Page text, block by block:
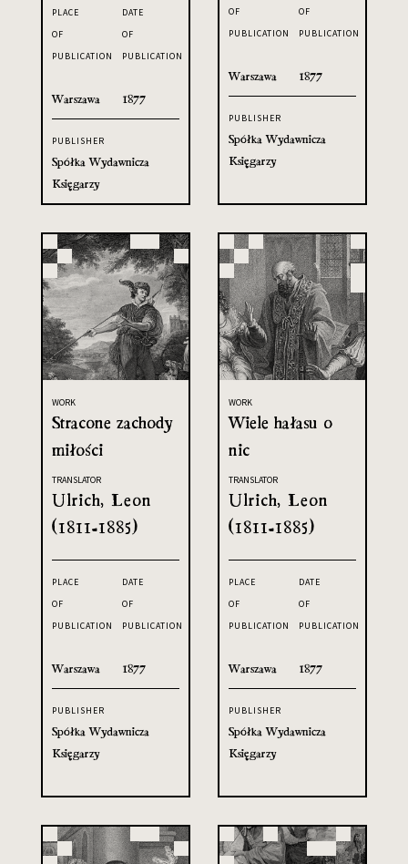
PLACE
OF
PUBLICATION
Warszawa
DATE
OF
PUBLICATION
1877
PUBLISHER
Spółka Wydawnicza
Księgarzy
OF
PUBLICATION
Warszawa
OF
PUBLICATION
1877
PUBLISHER
Spółka Wydawnicza
Księgarzy
WORK
Stracone zachody
miłości
TRANSLATOR
Ulrich, Leon
(1811-1885)
PLACE
OF
PUBLICATION
Warszawa
DATE
OF
PUBLICATION
1877
PUBLISHER
Spółka Wydawnicza
Księgarzy
WORK
Wiele hałasu o
nic
TRANSLATOR
Ulrich, Leon
(1811-1885)
PLACE
OF
PUBLICATION
Warszawa
DATE
OF
PUBLICATION
1877
PUBLISHER
Spółka Wydawnicza
Księgarzy